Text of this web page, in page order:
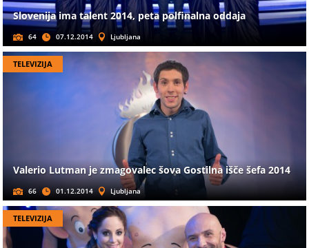
Slovenija ima talent 2014, peta polfinalna oddaja
64 07.12.2014 Ljubljana
TELEVIZIJA
Valerio Lutman je zmagovalec šova Gostilna išče šefa 2014
66 01.12.2014 Ljubljana
TELEVIZIJA